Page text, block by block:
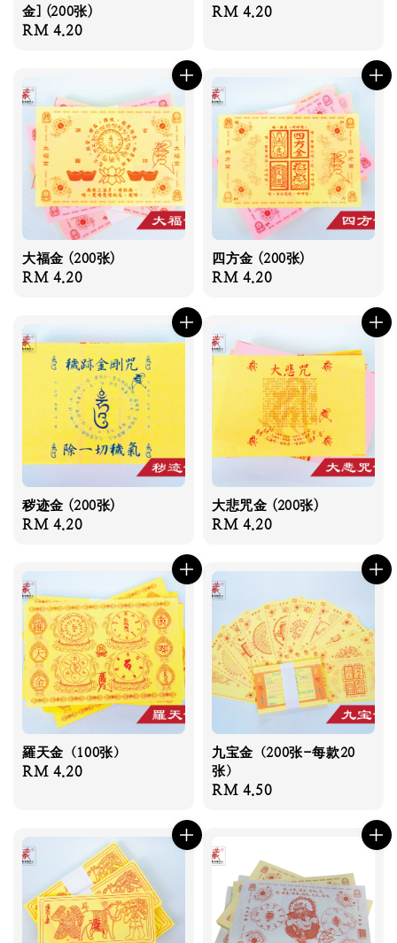
金] (200张)
Regular
RM 4.20
Regular
RM 4.20
大福金 (200张)
Regular
RM 4.20
四方金 (200张)
Regular
RM 4.20
秽迹金 (200张)
Regular
RM 4.20
大悲咒金 (200张)
Regular
RM 4.20
羅天金（100张）
Regular
RM 4.20
九宝金（200张-每款20
张）
Regular
RM 4.50